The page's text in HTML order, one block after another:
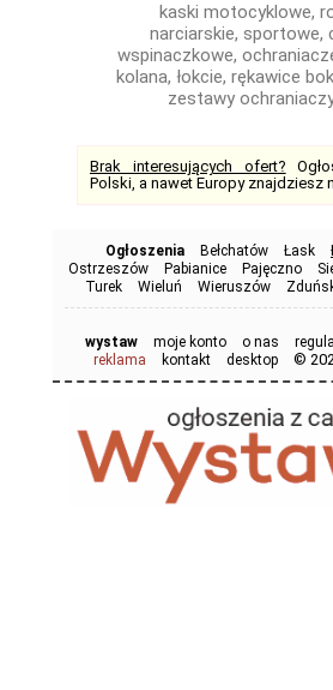
kaski motocyklowe,
narciarskie, sportowe,
wspinaczkowe,
kolana, łokcie, rękawice
zestawy
Brak interesujących ofert?
Polski, a nawet Europy znajdziesz
Ogłoszenia Bełchatów Łask
Ostrzeszów
Pabianice Pajęczno
Turek
Wieluń Wieruszów
wystaw moje konto o nas
reklama
kontakt desktop ©